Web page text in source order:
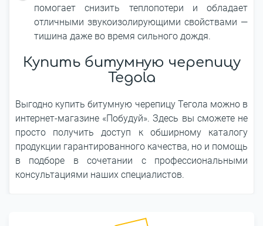
помогает снизить теплопотери и обладает
отличными звукоизолирующими свойствами —
тишина даже во время сильного дождя.
Купить битумную черепицу
Tegola
Выгодно купить битумную черепицу Тегола можно в
интернет-магазине «Побудуй». Здесь вы сможете не
просто получить доступ к обширному каталогу
продукции гарантированного качества, но и помощь
в подборе в сочетании с профессиональными
консультациями наших специалистов.